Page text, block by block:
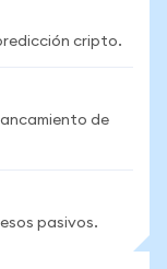
cripto.
de
pasivos.